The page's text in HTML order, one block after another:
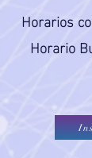
Horarios
Horario